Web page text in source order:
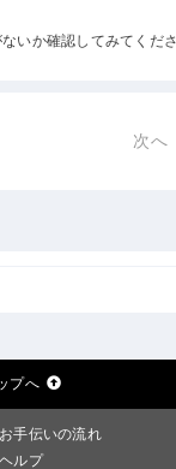
いか確認してみてくだ
次へ
プへ
お手伝いの流れ
ヘルプ